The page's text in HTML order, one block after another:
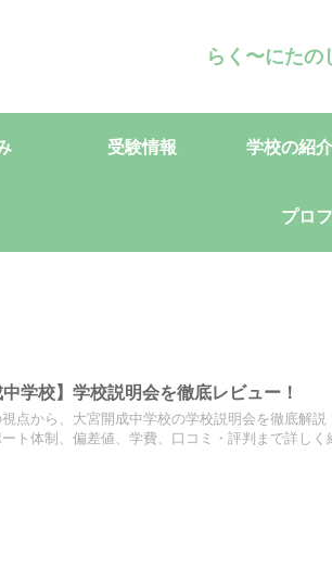
らく〜にたの
受験情報 学校の紹
プロ
中学校】学校説明会を徹底レビュー！
点から、大宮開成中学校の学校説明会を徹底解
ト体制、偏差値、学費、口コミ・評判まで詳し